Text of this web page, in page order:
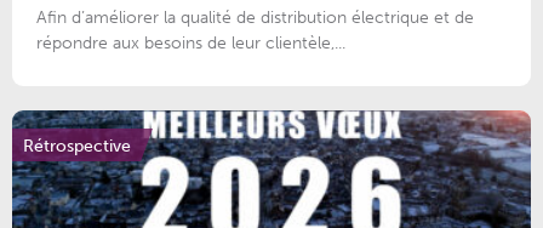
Afin d’améliorer la qualité de distribution électrique et de
répondre aux besoins de leur clientèle,...
Rétrospective